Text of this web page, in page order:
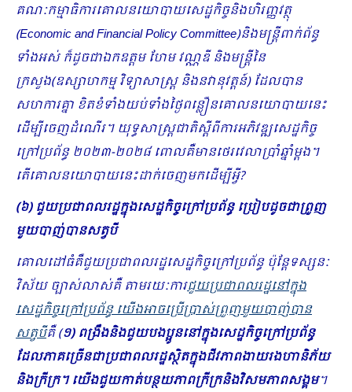
គណៈកម្មាធិការគោលនយោ​បាយសេដ្ឋកិច្ចនិងហិរញ្ញវត្ថុ
(Economic and Financial Policy Committee)និងមន្ដ្រីពាក់ព័ន្ធ
ទាំងអស់ ក៏ដូចជាឯកឧត្តម ហែម វណ្ណឌី និងមន្ដ្រីនៃ
ក្រសួង(ឧស្សាហកម្ម វិទ្យាសាស្ត្រ និងនវានុវត្តន៍) ដែលបាន
សហការគ្នា ខិតខំទាំងយប់ទាំងថ្ងៃពន្លឿនគោលនយោបាយនេះ​
ដើម្បីចេញដំណើរ។ យុទ្ធសាស្ដ្រជាតិស្ដីពីការអភិវឌ្ឍសេដ្ឋកិច្ច
ក្រៅប្រព័ន្ធ ២០២៣-២០២៨ ពោលគឺមានថេរវេលាប្រាំឆ្នាំម្ដង។
តើគោល​នយោបាយ​នេះដាក់ចេញមកដើម្បីអ្វី?
(៦) ជួយប្រជាពលរដ្ឋក្នុងសេដ្ឋកិច្ចក្រៅប្រព័ន្ធ​ ប្រៀបដូចជាព្រួញ
មួយបាញ់បានសត្វបី
គោលដៅធំគឺជួយប្រជាពលរដ្ឋសេដ្ឋកិច្ចក្រៅប្រព័ន្ធ ប៉ុន្ដែទស្សនៈ
វិស័យ ច្បាស់លាស់គឺ តាមរយៈការជួយប្រជាពលរដ្ឋនៅក្នុង
សេដ្ឋកិច្ចក្រៅប្រព័ន្ធ​ យើងអាចប្រើប្រាស់ព្រួញមួយបាញ់បាន
សត្វបីគឺ (១) ពង្រឹងនិងជួយបងប្អូននៅក្នុងសេដ្ឋកិច្ចក្រៅប្រព័ន្ធ
ដែលភាគច្រើន​ជាប្រជាពលរដ្ឋស្ថិតក្នុងជីវភាពងាយរងហានិភ័យ
និងក្រីក្រ។ យើងជួយកាត់បន្ថយភាពក្រីក្រ​និងវិសមភាពសង្គម។